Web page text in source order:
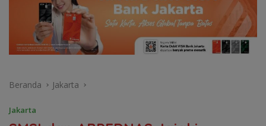
Beranda Jakarta
Jakarta